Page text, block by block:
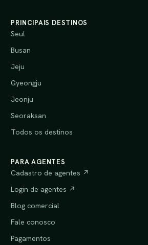
PRINCIPAIS DESTINOS
Seul
Busan
Jeju
Gyeongju
Jeonju
Seoraksan
Todos os destinos
PARA AGENTES
Cadastro de agentes ↗
Login de agentes ↗
Blog comercial
Fale conosco
Pagamentos